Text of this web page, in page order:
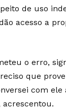
de uso
acesso a
o erro,
que
com ele
acrescentou.